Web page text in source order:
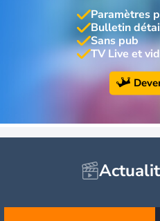
Paramètres
Bulletin
Sans pub
TV Live et